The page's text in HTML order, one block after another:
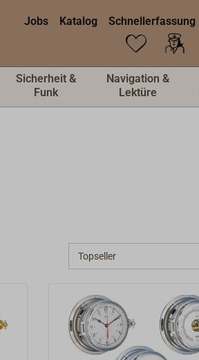
Jobs Katalog Schnellerfassung
Sicherheit &
Funk
Navigation &
Lektüre